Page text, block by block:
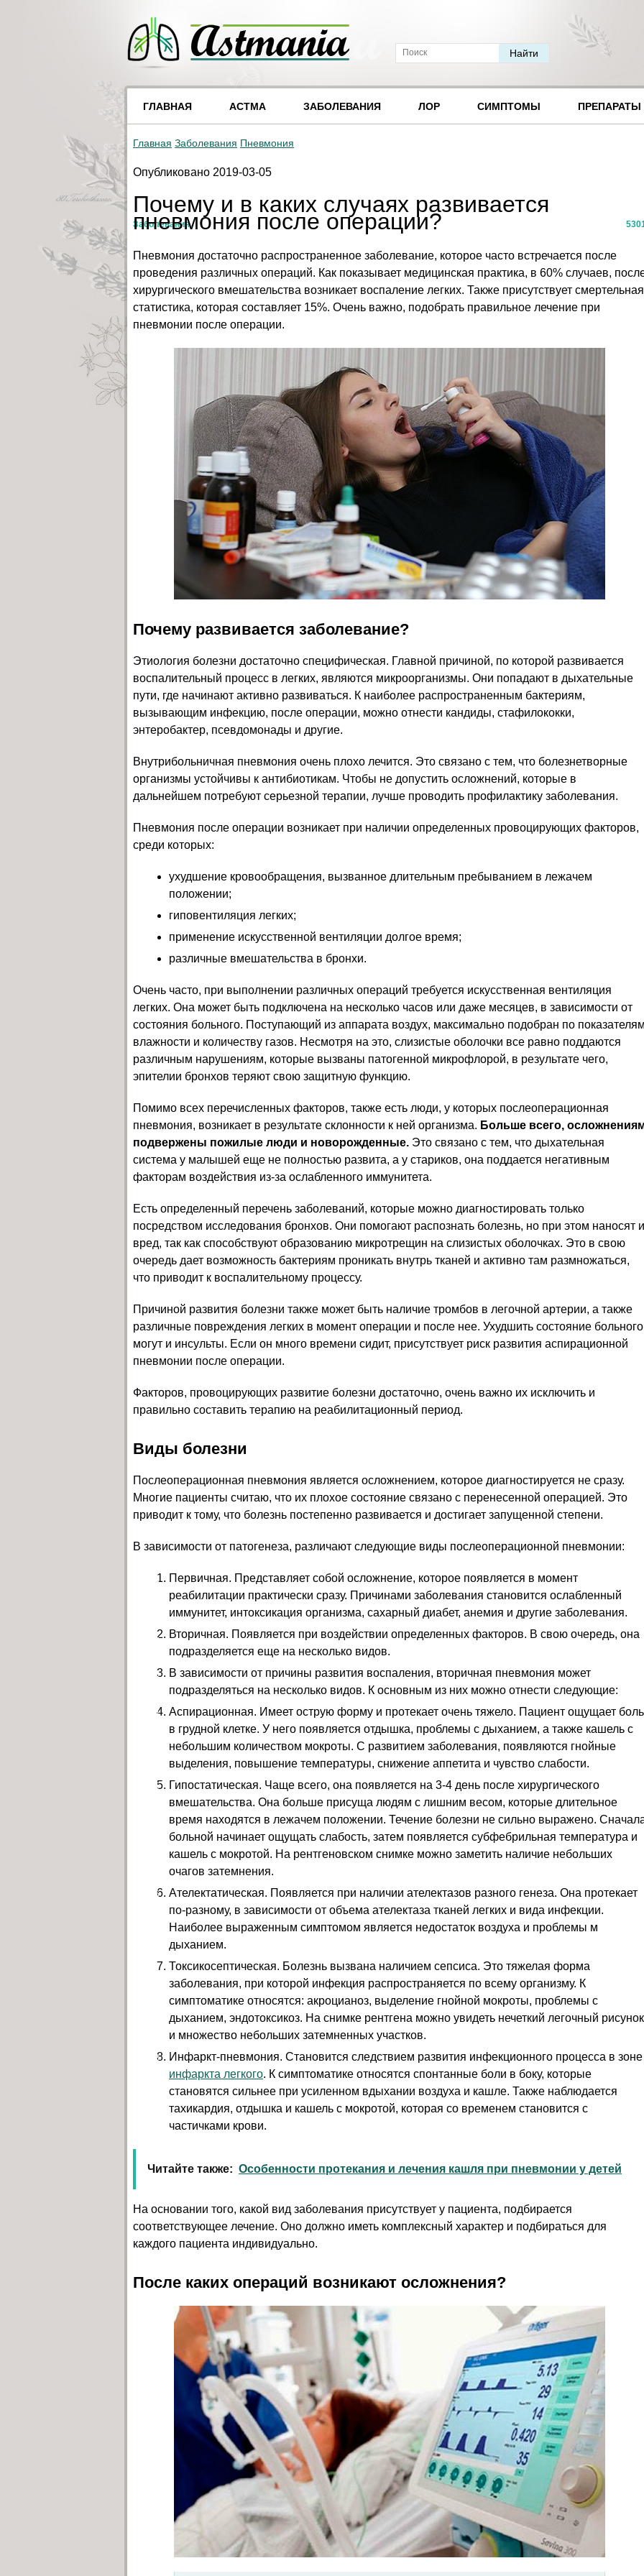
ГЛАВНАЯ АСТМА ЗАБОЛЕВАНИЯ ЛОР СИМПТОМЫ ПРЕПАРАТЫ
Главная Заболевания Пневмония
Опубликовано 2019-03-05
Почему и в каких случаях развивается
пневмония после операции?
Заболевания
Пневмония достаточно распространенное заболевание, которое часто встречается после
проведения различных операций. Как показывает медицинская практика, в 60% случаев,
хирургического вмешательства возникает воспаление легких. Также присутствует смертельная
статистика, которая составляет 15%. Очень важно, подобрать правильное лечение при
пневмонии после операции.
Почему развивается заболевание?
Этиология болезни достаточно специфическая. Главной причиной, по которой развивается
воспалительный процесс в легких, являются микроорганизмы. Они попадают в дыхательные
пути, где начинают активно развиваться. К наиболее распространенным бактериям,
вызывающим инфекцию, после операции, можно отнести кандиды, стафилококки,
энтеробактер, псевдомонады и другие.
Внутрибольничная пневмония очень плохо лечится. Это связано с тем, что болезнетворные
организмы устойчивы к антибиотикам. Чтобы не допустить осложнений, которые в
дальнейшем потребуют серьезной терапии, лучше проводить профилактику заболевания.
Пневмония после операции возникает при наличии определенных провоцирующих факторов,
среди которых:
ухудшение кровообращения, вызванное длительным пребыванием в лежачем
положении;
гиповентиляция легких;
применение искусственной вентиляции долгое время;
различные вмешательства в бронхи.
Очень часто, при выполнении различных операций требуется искусственная вентиляция
легких. Она может быть подключена на несколько часов или даже месяцев, в зависимости от
состояния больного. Поступающий из аппарата воздух, максимально подобран по
влажности и количеству газов. Несмотря на это, слизистые оболочки все равно поддаются
различным нарушениям, которые вызваны патогенной микрофлорой, в результате чего,
эпителии бронхов теряют свою защитную функцию.
Помимо всех перечисленных факторов, также есть люди, у которых послеоперационная
пневмония, возникает в результате склонности к ней организма. Больше всего,
подвержены пожилые люди и новорожденные. Это связано с тем, что дыхательная
система у малышей еще не полностью развита, а у стариков, она поддается негативным
факторам воздействия из-за ослабленного иммунитета.
Есть определенный перечень заболеваний, которые можно диагностировать только
посредством исследования бронхов. Они помогают распознать болезнь, но при этом наносят и
вред, так как способствуют образованию микротрещин на слизистых оболочках. Это в свою
очередь дает возможность бактериям проникать внутрь тканей и активно там размножаться,
что приводит к воспалительному процессу.
Причиной развития болезни также может быть наличие тромбов в легочной артерии, а также
различные повреждения легких в момент операции и после нее. Ухудшить состояние больного
могут и инсульты. Если он много времени сидит, присутствует риск развития аспирационной
пневмонии после операции.
Факторов, провоцирующих развитие болезни достаточно, очень важно их исключить и
правильно составить терапию на реабилитационный период.
Виды болезни
Послеоперационная пневмония является осложнением, которое диагностируется не сразу.
Многие пациенты считаю, что их плохое состояние связано с перенесенной операцией. Это
приводит к тому, что болезнь постепенно развивается и достигает запущенной степени.
В зависимости от патогенеза, различают следующие виды послеоперационной пневмонии:
Первичная. Представляет собой осложнение, которое появляется в момент
реабилитации практически сразу. Причинами заболевания становится ослабленный
иммунитет, интоксикация организма, сахарный диабет, анемия и другие заболевания.
Вторичная. Появляется при воздействии определенных факторов. В свою очередь, она
подразделяется еще на несколько видов.
В зависимости от причины развития воспаления, вторичная пневмония может
подразделяться на несколько видов. К основным из них можно отнести следующие:
Аспирационная. Имеет острую форму и протекает очень тяжело. Пациент ощущает боль
в грудной клетке. У него появляется отдышка, проблемы с дыханием, а также кашель с
небольшим количеством мокроты. С развитием заболевания, появляются гнойные
выделения, повышение температуры, снижение аппетита и чувство слабости.
Гипостатическая. Чаще всего, она появляется на 3-4 день после хирургического
вмешательства. Она больше присуща людям с лишним весом, которые длительное
время находятся в лежачем положении. Течение болезни не сильно выражено.
больной начинает ощущать слабость, затем появляется субфебрильная температура и
кашель с мокротой. На рентгеновском снимке можно заметить наличие небольших
очагов затемнения.
Ателектатическая. Появляется при наличии ателектазов разного генеза. Она протекает
по-разному, в зависимости от объема ателектаза тканей легких и вида инфекции.
Наиболее выраженным симптомом является недостаток воздуха и проблемы м
дыханием.
Токсикосептическая. Болезнь вызвана наличием сепсиса. Это тяжелая форма
заболевания, при которой инфекция распространяется по всему организму. К
симптоматике относятся: акроцианоз, выделение гнойной мокроты, проблемы с
дыханием, эндотоксикоз. На снимке рентгена можно увидеть нечеткий легочный рисунок
и множество небольших затемненных участков.
Инфаркт-пневмония. Становится следствием развития инфекционного процесса в зоне
инфаркта легкого. К симптоматике относятся спонтанные боли в боку, которые
становятся сильнее при усиленном вдыхании воздуха и кашле. Также наблюдается
тахикардия, отдышка и кашель с мокротой, которая со временем становится с
частичками крови.
Читайте также: Особенности протекания и лечения кашля при пневмонии у детей
На основании того, какой вид заболевания присутствует у пациента, подбирается
соответствующее лечение. Оно должно иметь комплексный характер и подбираться для
каждого пациента индивидуально.
После каких операций возникают осложнения?